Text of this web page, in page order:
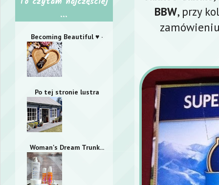
BBW, przy
...
Becoming Beautiful ♥ ·
Po tej stronie lustra
Woman's Dream Trunk...